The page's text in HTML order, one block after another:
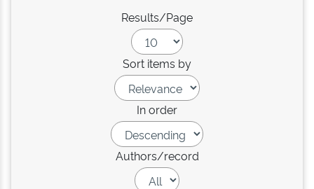
Results/Page
Sort items by
In order
Authors/record